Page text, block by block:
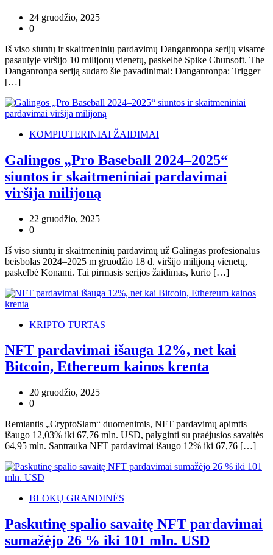
24 gruodžio, 2025
0
Iš viso siuntų ir skaitmeninių pardavimų Danganronpa serijų visame
pasaulyje viršijo 10 milijonų vienetų, paskelbė Spike Chunsoft. The
Danganronpa seriją sudaro šie pavadinimai: Danganronpa: Trigger
[…]
KOMPIUTERINIAI ŽAIDIMAI
Galingos „Pro Baseball 2024–2025“
siuntos ir skaitmeniniai pardavimai
viršija milijoną
22 gruodžio, 2025
0
Iš viso siuntų ir skaitmeninių pardavimų už Galingas profesionalus
beisbolas 2024–2025 m gruodžio 18 d. viršijo milijoną vienetų,
paskelbė Konami. Tai pirmasis serijos žaidimas, kurio […]
KRIPTO TURTAS
NFT pardavimai išauga 12%, net kai
Bitcoin, Ethereum kainos krenta
20 gruodžio, 2025
0
Remiantis „CryptoSlam“ duomenimis, NFT pardavimų apimtis
išaugo 12,03% iki 67,76 mln. USD, palyginti su praėjusios savaitės
64,95 mln. Santrauka NFT pardavimai išaugo 12% iki 67,76 […]
BLOKŲ GRANDINĖS
Paskutinę spalio savaitę NFT pardavimai
sumažėjo 26 % iki 101 mln. USD